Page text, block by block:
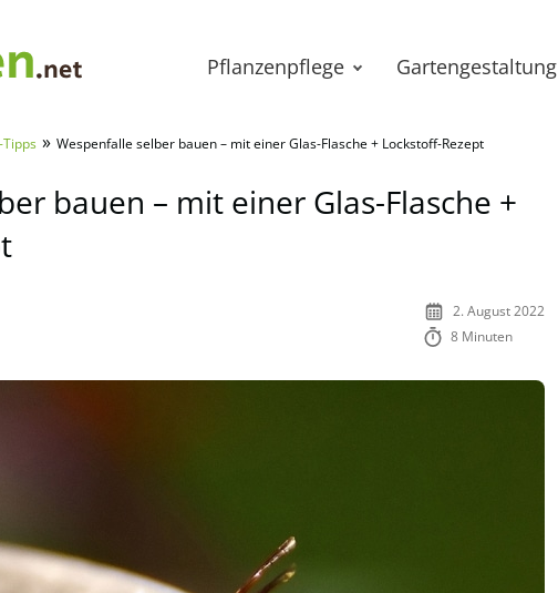
Pflanzenpflege Gartengestaltung
» Wespenfalle selber bauen – mit einer Glas-Flasche + Lockstoff-Rezept
bauen – mit einer Glas-Flasche +
2. August 2022
8 Minuten